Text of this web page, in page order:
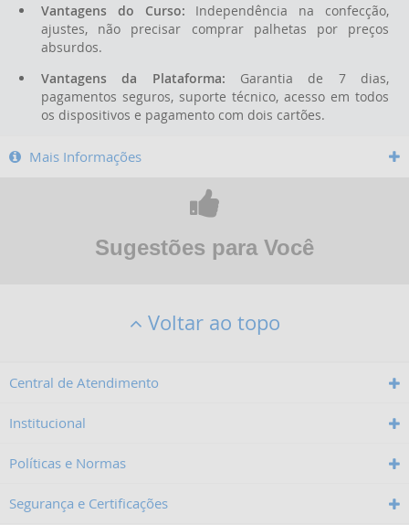
Vantagens do Curso: Independência na confecção,
ajustes, não precisar comprar palhetas por preços
absurdos.
Vantagens da Plataforma: Garantia de 7 dias,
pagamentos seguros, suporte técnico, acesso em todos
os dispositivos e pagamento com dois cartões.
Mais Informações
Sugestões para Você
Voltar ao topo
Central de Atendimento
Institucional
Políticas e Normas
Segurança e Certificações